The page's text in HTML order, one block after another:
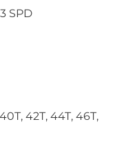
SPD
42T, 44T, 46T,